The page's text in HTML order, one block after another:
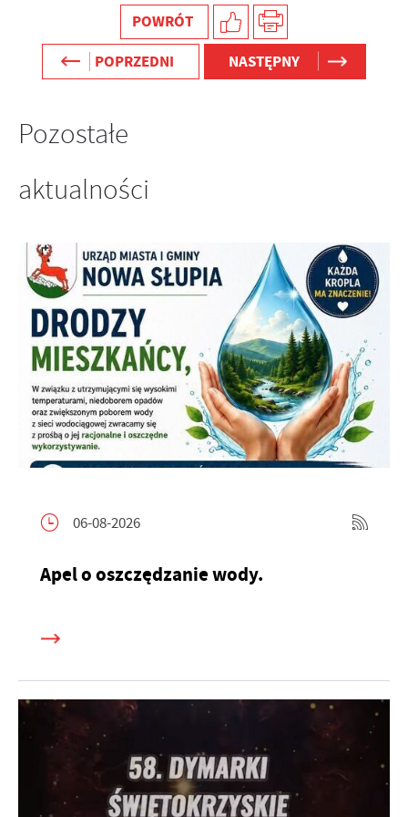
POWRÓT
POPRZEDNI
NASTĘPNY
Pozostałe
aktualności
06-08-2026
Apel o oszczędzanie wody.